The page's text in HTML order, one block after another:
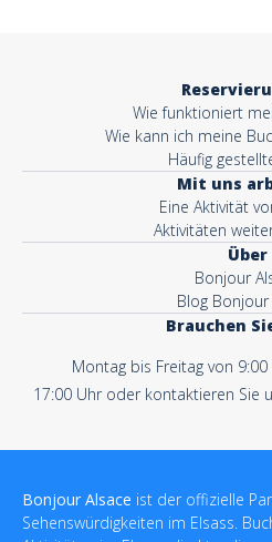
Wie funktioniert
Wie kann ich meine
Häufig
Mit uns
Eine Aktivität
Aktivitäten
Über
Bonjour
Blog Bonjour
Brauchen
Montag bis Freitag von
17:00 Uhr oder kontaktieren Sie
Bonjour Alsace ist der offizielle
Sehenswürdigkeiten im Elsass.